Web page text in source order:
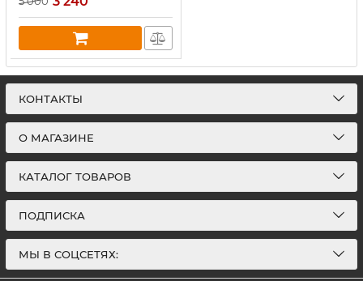
КОНТАКТЫ
О МАГАЗИНЕ
КАТАЛОГ ТОВАРОВ
ПОДПИСКА
МЫ В СОЦСЕТЯХ: